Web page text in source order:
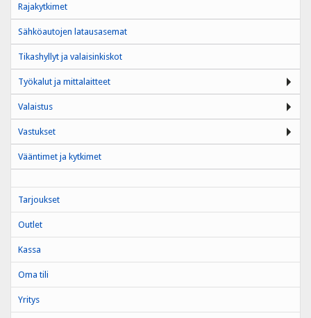
Rajakytkimet
Sähköautojen latausasemat
Tikashyllyt ja valaisinkiskot
Työkalut ja mittalaitteet
Valaistus
Vastukset
Vääntimet ja kytkimet
Tarjoukset
Outlet
Kassa
Oma tili
Yritys